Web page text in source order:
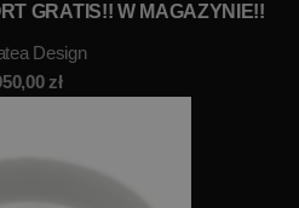
GRATIS!! W MAGAZYNIE!!
Design
zł